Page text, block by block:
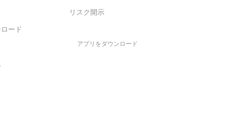
ード
リスク開示
アプリをダウンロード